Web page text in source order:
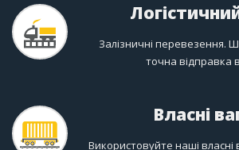
Залізничні перевезення.
точна відправка
Власні
Використовуйте наші власні